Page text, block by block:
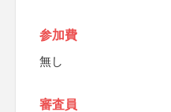
参加費
無し
審査員